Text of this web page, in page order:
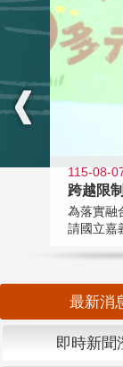
115-08-
跨越限
為落實融
請國立嘉
最新消
即時新聞